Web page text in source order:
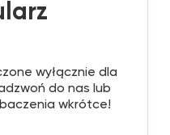
wyłącznie dla
do nas lub
wkrótce!